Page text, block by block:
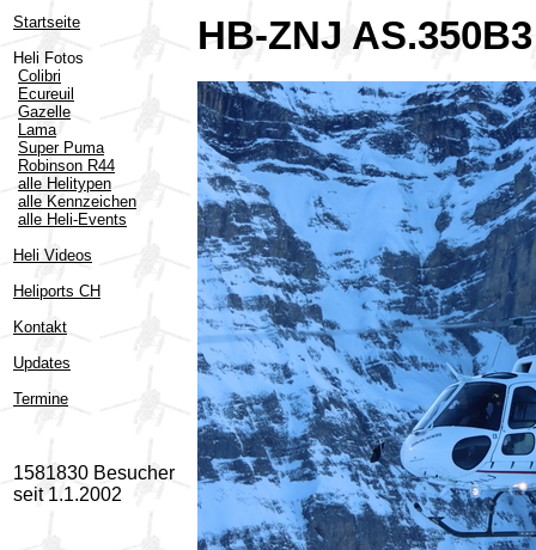
Startseite
Heli Fotos
Colibri
Ecureuil
Gazelle
Lama
Super Puma
Robinson R44
alle Helitypen
alle Kennzeichen
alle Heli-Events
Heli Videos
Heliports CH
Kontakt
Updates
Termine
1581830 Besucher
seit 1.1.2002
HB-ZNJ